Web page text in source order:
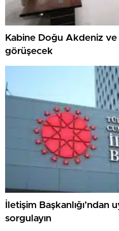
Kabine Doğu Akdeniz ve
görüşecek
İletişim Başkanlığı’ndan
sorgulayın